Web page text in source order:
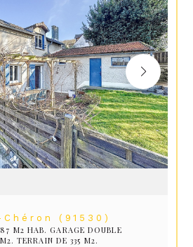
Chéron (91530)
M2 HAB. GARAGE DOUBLE
TERRAIN DE 335 M2.